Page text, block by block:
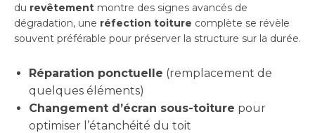
du revêtement montre des signes avancés de
dégradation, une réfection toiture complète se révèle
souvent préférable pour préserver la structure sur la durée.
Réparation ponctuelle (remplacement de
quelques éléments)
Changement d’écran sous-toiture pour
optimiser l’étanchéité du toit